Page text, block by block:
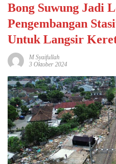
Bong Suwung Jadi
Pengembangan
Untuk Langsir
M Syaifullah
3 Oktober 2024